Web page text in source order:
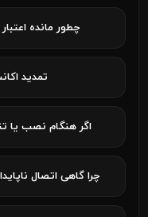
چطور مانده
تمدید
اگر هنگام نصب یا
چرا گاهی اتصال